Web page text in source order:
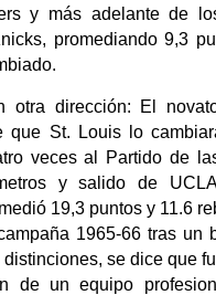
y más adelante de
promediando 9,3
otra dirección: El
que St. Louis lo
veces al Partido de
y salido de
19,3 puntos y 11.6
1965-66 tras un
se dice que
de un equipo